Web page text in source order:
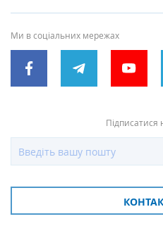
Ми в соціальних мережах
Підписатися